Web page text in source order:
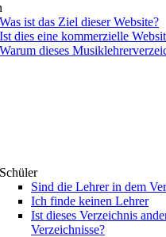
Was ist das Ziel dieser Website?
Ist dies eine kommerzielle
Warum dieses
Schüler
Sind die Lehrer in dem
Ich finde keinen Lehrer
Ist dieses Verzeichnis
Verzeichnisse?